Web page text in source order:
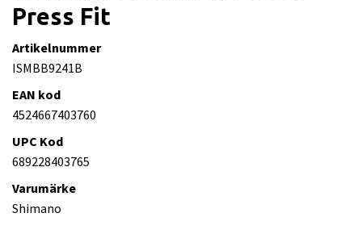
Press Fit
Artikelnummer
ISMBB9241B
EAN kod
4524667403760
UPC Kod
689228403765
Varumärke
Shimano